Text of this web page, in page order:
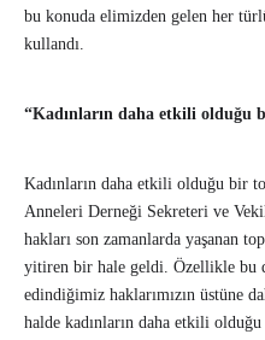
bu konuda elimizden gelen her
kullandı.
“Kadınların daha etkili olduğu
Kadınların daha etkili olduğu bir
Anneleri Derneği Sekreteri ve
hakları son zamanlarda yaşanan
yitiren bir hale geldi. Özellikle bu
edindiğimiz haklarımızın üstüne
halde kadınların daha etkili